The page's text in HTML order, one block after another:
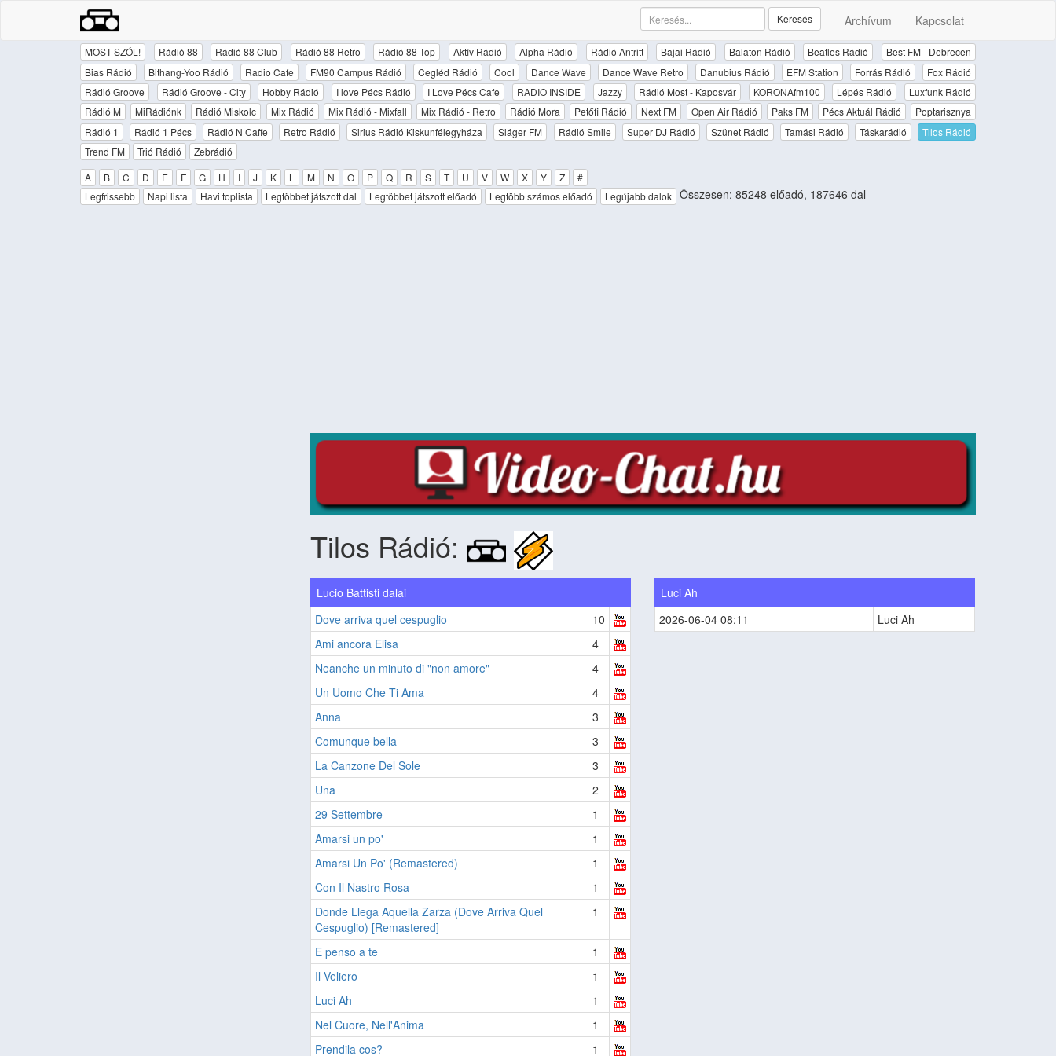
Archívum Kapcsolat
Keresés
MOST SZÓL! Rádió 88 Rádió 88 Club Rádió 88 Retro Rádió 88 Top Aktív Rádió Alpha Rádió Rádió Antritt Bajai Rádió Balaton Rádió Beatles Rádió
Best FM - Debrecen
Bias Rádió
Bithang-Yoo Rádió Radio Cafe FM90 Campus Rádió Cegléd Rádió Cool Dance Wave Dance Wave Retro Danubius Rádió EFM Station Forrás Rádió
Fox Rádió
Rádió Groove
Rádió Groove - City Hobby Rádió I love Pécs Rádió I Love Pécs Cafe RADIO INSIDE Jazzy Rádió Most - Kaposvár KORONAfm100 Lépés Rádió
Luxfunk Rádió
Rádió M
MiRádiónk Rádió Miskolc Mix Rádió Mix Rádió - Mixfall Mix Rádió - Retro Rádió Mora Petőfi Rádió Next FM Open Air Rádió Paks FM Pécs Aktuál Rádió
Poptarisznya
Rádió 1
Rádió 1 Pécs Rádió N Caffe Retro Rádió Sirius Rádió Kiskunfélegyháza Sláger FM Rádió Smile Super DJ Rádió Szünet Rádió Tamási Rádió Táskarádió
Tilos Rádió
Trend FM
Trió Rádió
Zebrádió
A
B C D E F G H I J K L M N O P Q R S T U V W X Y Z
#
Legfrissebb
Napi lista Havi toplista Legtöbbet játszott dal Legtöbbet játszott előadó Legtöbb számos előadó Legújabb dalok Összesen: 85248 előadó, 187646 dal
Tilos Rádió:
Lucio Battisti dalai
Dove arriva quel cespuglio
10
Ami ancora Elisa
4
Neanche un minuto di "non amore"
4
Un Uomo Che Ti Ama
4
Anna
3
Comunque bella
3
La Canzone Del Sole
3
Una
2
29 Settembre
1
Amarsi un po'
1
Amarsi Un Po' (Remastered)
1
Con Il Nastro Rosa
1
Donde Llega Aquella Zarza (Dove Arriva Quel
Cespuglio) [Remastered]
1
E penso a te
1
Il Veliero
1
Luci Ah
1
Nel Cuore, Nell'Anima
1
Prendila cos?
1
Luci Ah
2026-06-04 08:11
Luci Ah